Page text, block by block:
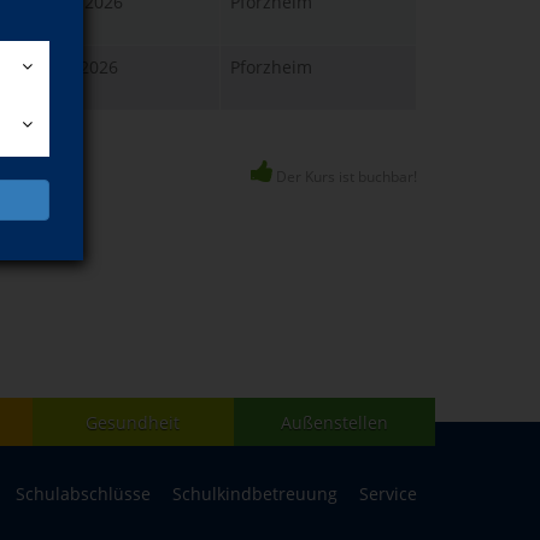
Di., 22.09.2026 Pforzheim
Gesundheit Außenstellen
Schulabschlüsse Schulkindbetreuung Service